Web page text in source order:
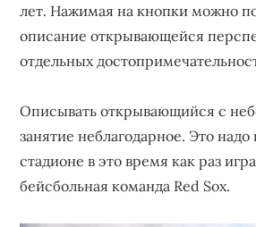
лет. Нажимая на кнопки можно
описание открывающейся
отдельных
Описывать открывающийся с
занятие неблагодарное. Это надо
стадионе в это время как раз
бейсбольная команда Red Sox.